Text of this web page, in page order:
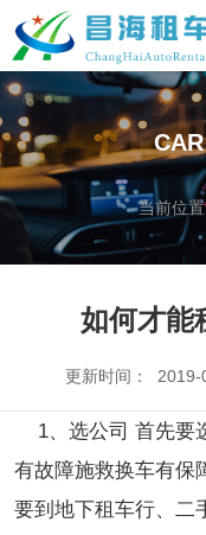
当前位
如何才能
更新时间：
1、选公司 首先要
有故障施救换车有保
要到地下租车行、二